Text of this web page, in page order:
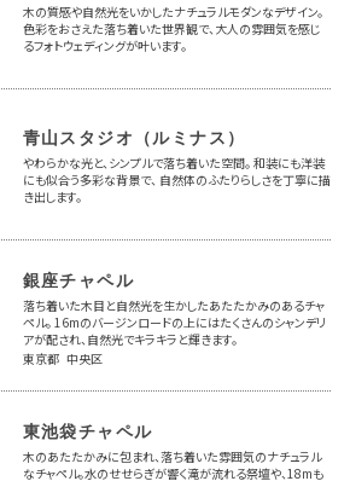
木の質感や自然光をいかしたナチュラルモダンなデザイン。
色彩をおさえた落ち着いた世界観で、大人の雰囲気を感じ
るフォトウェディングが叶います。
青山スタジオ（ルミナス）
やわらかな光と、シンプルで落ち着いた空間。 和装にも洋装
にも似合う多彩な背景で、 自然体のふたりらしさを丁寧に描
き出します。
銀座チャペル
落ち着いた木目と自然光を生かしたあたたかみのあるチャ
ペル。 16mのバージンロードの上にはたくさんのシャンデリ
アが配され、自然光でキラキラと輝きます。
東京都 中央区
東池袋チャペル
木のあたたかみに包まれ、落ち着いた雰囲気のナチュラル
なチャペル。水のせせらぎが響く滝が流れる祭壇や、18mも